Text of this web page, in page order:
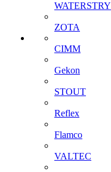
WATERSTRY
ZOTA
CIMM
Gekon
STOUT
Reflex
Flamco
VALTEC